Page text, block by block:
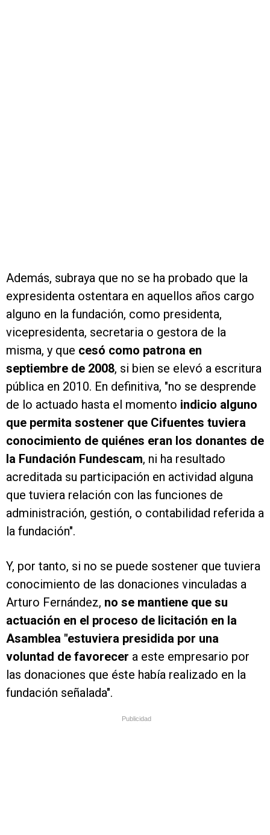
Además, subraya que no se ha probado que la
expresidenta ostentara en aquellos años cargo
alguno en la fundación, como presidenta,
vicepresidenta, secretaria o gestora de la
misma, y que cesó como patrona en
septiembre de 2008, si bien se elevó a escritura
pública en 2010. En definitiva, "no se desprende
de lo actuado hasta el momento indicio alguno
que permita sostener que Cifuentes tuviera
conocimiento de quiénes eran los donantes de
la Fundación Fundescam, ni ha resultado
acreditada su participación en actividad alguna
que tuviera relación con las funciones de
administración, gestión, o contabilidad referida a
la fundación".
Y, por tanto, si no se puede sostener que tuviera
conocimiento de las donaciones vinculadas a
Arturo Fernández, no se mantiene que su
actuación en el proceso de licitación en la
Asamblea "estuviera presidida por una
voluntad de favorecer a este empresario por
las donaciones que éste había realizado en la
fundación señalada".
Publicidad